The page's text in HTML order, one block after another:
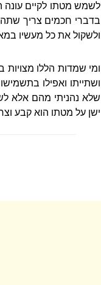
לשמש מטתו לקיים עונה
בדברי חכמים צריך
ולשקול את כל מעשיו
ומי שמדות הללו מצויות
ושתייתו ואפילו
שלא נהניתי מהם אלא
ישן על מטתו הוא קבע